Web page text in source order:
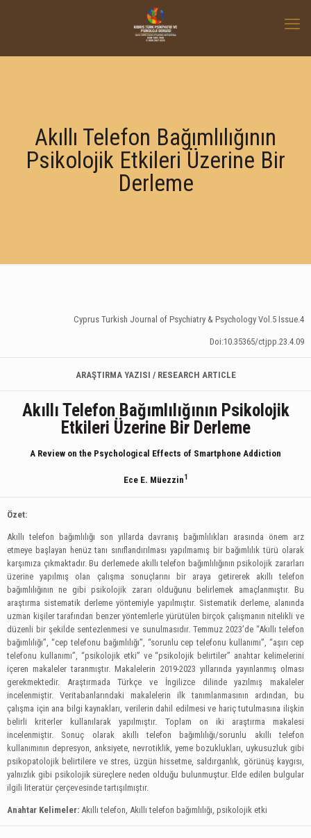
Akıllı Telefon Bağımlılığının
Psikolojik Etkileri Üzerine Bir
Derleme
Cyprus Turkish Journal of Psychiatry & Psychology Vol.5 Issue.4
Doi:10.35365/ctjpp.23.4.09
ARAŞTIRMA YAZISI / RESEARCH ARTICLE
Akıllı Telefon Bağımlılığının Psikolojik
Etkileri Üzerine Bir Derleme
A Review on the Psychological Effects of Smartphone Addiction
Ece E. Müezzin1
Özet:
Akıllı telefon bağımlılığı son yıllarda davranış bağımlılıkları arasında önem arz
etmeye başlayan henüz tanı sınıflandırılması yapılmamış bir bağımlılık türü olarak
karşımıza çıkmaktadır. Bu derlemede akıllı telefon bağımlılığının psikolojik zararları
üzerine yapılmış olan çalışma sonuçlarını bir araya getirerek akıllı telefon
bağımlılığının ne gibi psikolojik zararı olduğunu belirlemek amaçlanmıştır. Bu
araştırma sistematik derleme yöntemiyle yapılmıştır. Sistematik derleme, alanında
uzman kişiler tarafından benzer yöntemlerle yürütülen birçok çalışmanın nitelikli ve
düzenli bir şekilde sentezlenmesi ve sunulmasıdır. Temmuz 2023’de “Akıllı telefon
bağımlılığı”, “cep telefonu bağımlılığı”, “sorunlu cep telefonu kullanımı”, “aşırı cep
telefonu kullanımı”, “psikolojik etki” ve “psikolojik belirtiler” anahtar kelimelerini
içeren makaleler taranmıştır. Makalelerin 2019-2023 yıllarında yayınlanmış olması
gerekmektedir. Araştırmada Türkçe ve İngilizce dilinde yazılmış makaleler
incelenmiştir. Veritabanlarındaki makalelerin ilk tanımlanmasının ardından, bu
çalışma için ana bilgi kaynakları, verilerin dahil edilmesi ve hariç tutulmasına ilişkin
belirli kriterler kullanılarak yapılmıştır. Toplam on iki araştırma makalesi
incelenmiştir. Sonuç olarak akıllı telefon bağımlılığı/sorunlu akıllı telefon
kullanımının depresyon, anksiyete, nevrotiklik, yeme bozuklukları, uykusuzluk gibi
psikopatolojik belirtilere ve stres, üzgün hissetme, saldırganlık, görünüş kaygısı,
yalnızlık gibi psikolojik süreçlere neden olduğu bulunmuştur. Elde edilen bulgular
ilgili literatür çerçevesinde tartışılmıştır.
Anahtar Kelimeler: Akıllı telefon, Akıllı telefon bağımlılığı, psikolojik etki